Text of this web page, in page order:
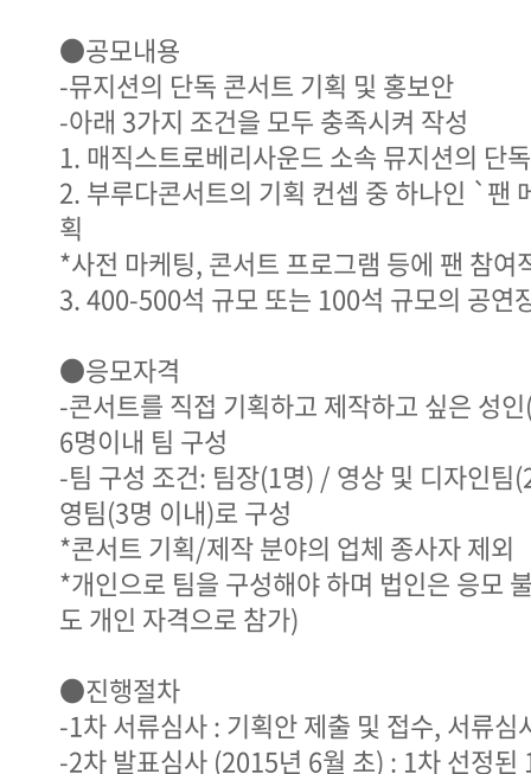
●공모내용
-뮤지션의 단독 콘서트 기획 및 홍보안
-아래 3가지 조건을 모두 충족시켜 작성
1. 매직스트로베리사운드 소속 뮤지션의 단
2. 부루다콘서트의 기획 컨셉 중 하나인 `팬
획
*사전 마케팅, 콘서트 프로그램 등에 팬 참여
3. 400-500석 규모 또는 100석 규모의 공연
●응모자격
-콘서트를 직접 기획하고 제작하고 싶은 성
6명이내 팀 구성
-팀 구성 조건: 팀장(1명) / 영상 및 디자인팀
영팀(3명 이내)로 구성
*콘서트 기획/제작 분야의 업체 종사자 제외
*개인으로 팀을 구성해야 하며 법인은 응모
도 개인 자격으로 참가)
●진행절차
-1차 서류심사 : 기획안 제출 및 접수, 서류심
-2차 발표심사 (2015년 6월 초) : 1차 선정된